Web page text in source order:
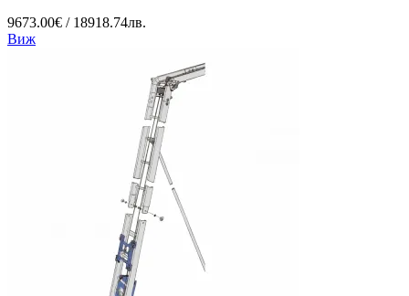
9673.00€ / 18918.74лв.
Виж